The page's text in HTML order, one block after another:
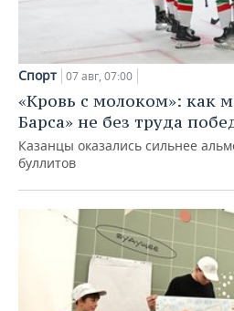
Спорт 07 авг, 07:00
«Кровь с молоком»: как
Барса» не без труда
Казанцы оказались сильнее
буллитов